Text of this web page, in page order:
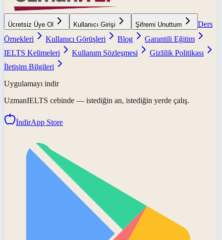
Ücretsiz Üye Ol Kullanıcı Girişi Şifremi Unuttum
Ders
Örnekleri
Kullanıcı Görüşleri Blog
Garantili Eğitim
IELTS Kelimeleri
Kullanım Sözleşmesi
Gizlilik Politikası
İletişim Bilgileri
Uygulamayı indir
UzmanIELTS cebinde — istediğin an, istediğin yerde çalış.
İndirApp Store